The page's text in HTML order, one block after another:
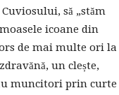
să „stăm
icoane din
de mai multe ori la
un clește,
muncitori prin curte